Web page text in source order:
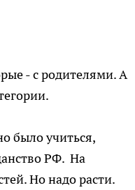
- с родителями. А
было учиться,
РФ. На
Но надо расти.